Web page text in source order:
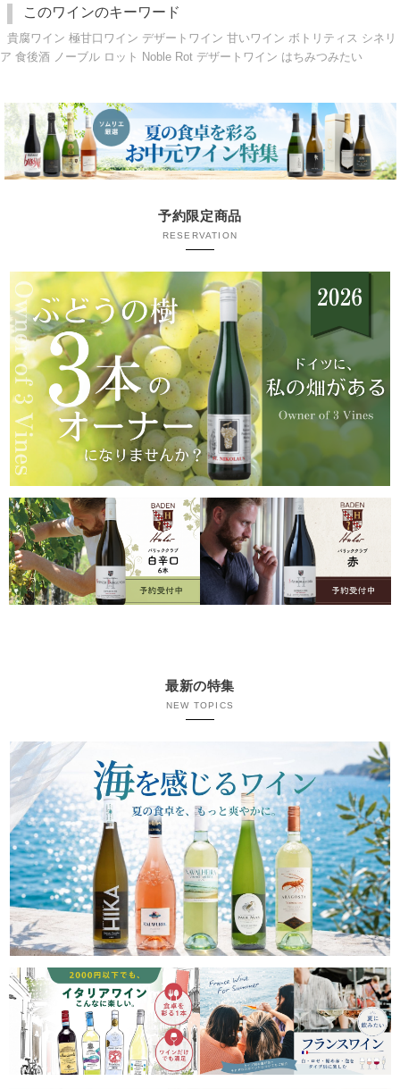
このワインのキーワード
貴腐ワイン 極甘口ワイン デザートワイン 甘いワイン ボトリティス シネリ
ア 食後酒 ノーブル ロット Noble Rot デザートワイン はちみつみたい
予約限定商品
RESERVATION
最新の特集
NEW TOPICS